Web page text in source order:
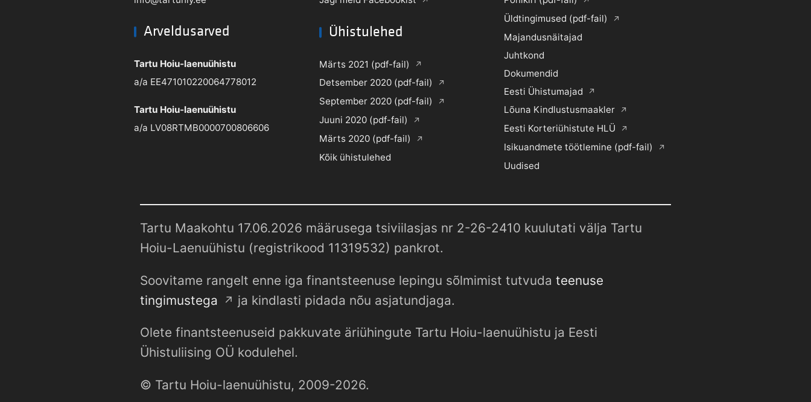
Arveldusarved
Tartu Hoiu-laenuühistu
a/a EE471010220064778012
Tartu Hoiu-laenuühistu
a/a LV08RTMB0000700806606
Ühistulehed
Märts 2021 (pdf-fail)
Detsember 2020 (pdf-fail)
September 2020 (pdf-fail)
Juuni 2020 (pdf-fail)
Märts 2020 (pdf-fail)
Kõik ühistulehed
Üldtingimused (pdf-fail)
Majandusnäitajad
Juhtkond
Dokumendid
Eesti Ühistumajad
Lõuna Kindlustusmaakler
Eesti Korteriühistute HLÜ
Isikuandmete töötlemine (pdf-fail)
Uudised
Tartu Maakohtu 17.06.2026 määrusega tsiviilasjas nr 2-26-2410 kuulutati välja Tartu
Hoiu-Laenuühistu (registrikood 11319532) pankrot.
Soovitame rangelt enne iga finantsteenuse lepingu sõlmimist tutvuda teenuse
tingimustega
ja kindlasti pidada nõu asjatundjaga.
Olete finantsteenuseid pakkuvate äriühingute Tartu Hoiu-laenuühistu ja Eesti
Ühistuliising OÜ kodulehel.
© Tartu Hoiu-laenuühistu, 2009-2026.